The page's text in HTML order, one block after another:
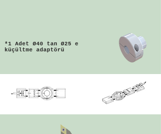
*1 Adet Ø40 tan Ø25 e
küçültme adaptörü